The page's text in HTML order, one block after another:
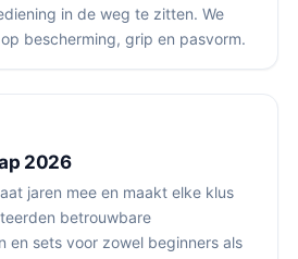
in de weg te zitten. We
bescherming, grip en pasvorm.
2026
jaren mee en maakt elke klus
betrouwbare
en sets voor zowel beginners als